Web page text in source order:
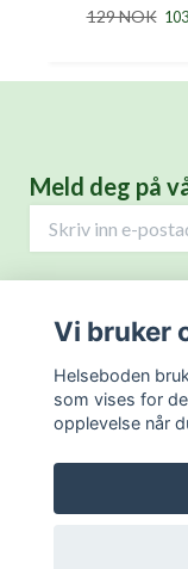
129 NOK
Meld deg på
Kontaktinformasjon
Hjelp
Vi bruker
Helseboden
som vises for
opplevelse når